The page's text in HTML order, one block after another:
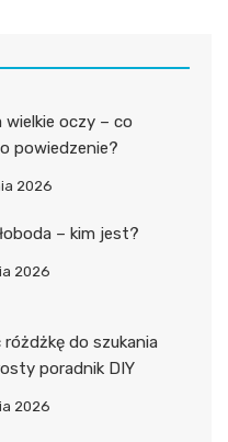
wielkie oczy – co
powiedzenie?
2026
– kim jest?
2026
do szukania
poradnik DIY
2026